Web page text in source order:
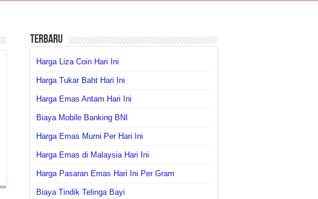
Terbaru
Harga Liza Coin Hari Ini
Harga Tukar Baht Hari Ini
Harga Emas Antam Hari Ini
Biaya Mobile Banking BNI
Harga Emas Murni Per Hari Ini
Harga Emas di Malaysia Hari Ini
Harga Pasaran Emas Hari Ini Per Gram
Biaya Tindik Telinga Bayi